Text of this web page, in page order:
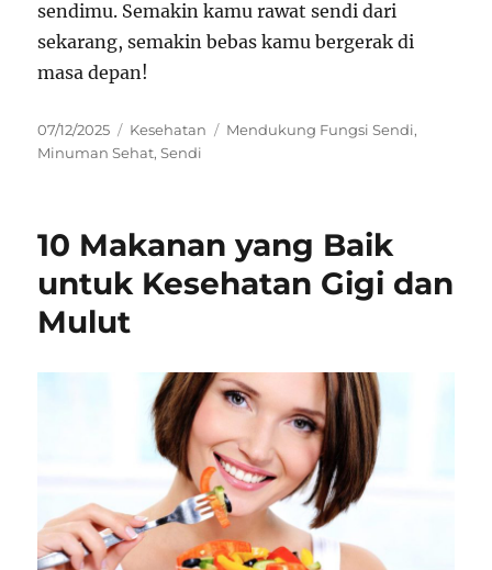
sendimu. Semakin kamu rawat sendi dari
sekarang, semakin bebas kamu bergerak di
masa depan!
Posted
on
07/12/2025 Categories
Kesehatan Tags
Mendukung Fungsi Sendi,
Minuman Sehat,Sendi
10 Makanan yang Baik
untuk Kesehatan Gigi dan
Mulut